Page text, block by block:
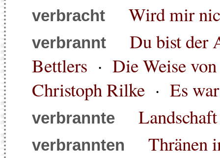
verbracht Wird mir
verbrannt
Du bist der
Bettlers · Die Weise
Christoph Rilke · Es
verbrannte Landschaft
verbrannten Thränen